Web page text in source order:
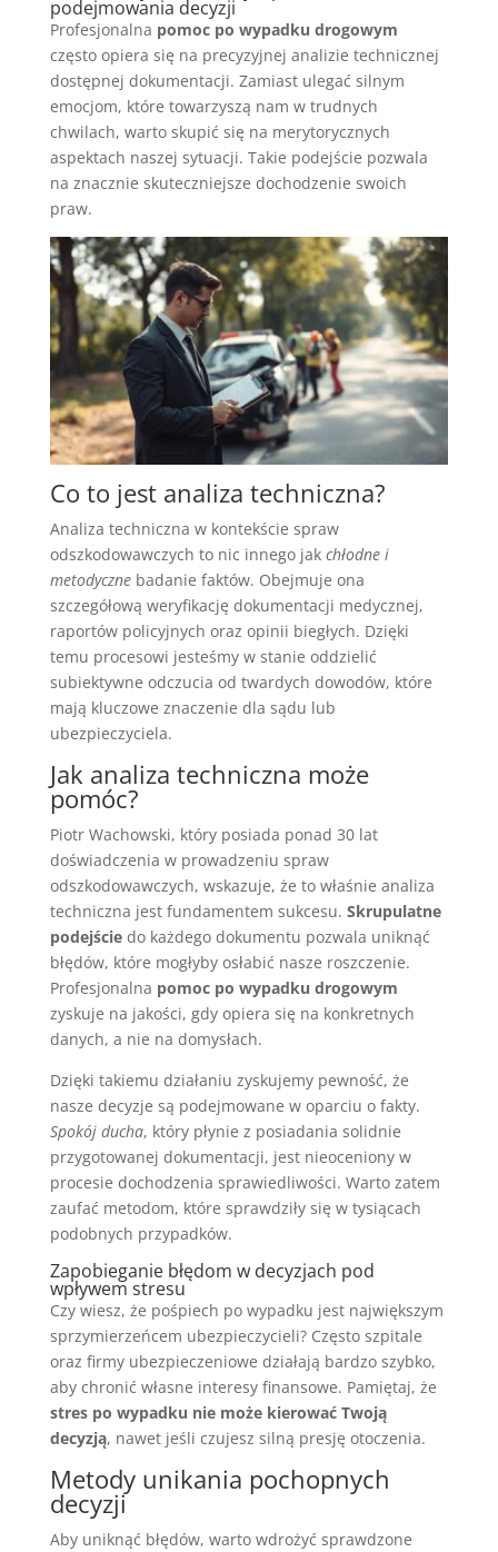
podejmowania decyzji
Profesjonalna pomoc po wypadku drogowym
często opiera się na precyzyjnej analizie technicznej
dostępnej dokumentacji. Zamiast ulegać silnym
emocjom, które towarzyszą nam w trudnych
chwilach, warto skupić się na merytorycznych
aspektach naszej sytuacji. Takie podejście pozwala
na znacznie skuteczniejsze dochodzenie swoich
praw.
Co to jest analiza techniczna?
Analiza techniczna w kontekście spraw
odszkodowawczych to nic innego jak chłodne i
metodycznebadanie faktów. Obejmuje ona
szczegółową weryfikację dokumentacji medycznej,
raportów policyjnych oraz opinii biegłych. Dzięki
temu procesowi jesteśmy w stanie oddzielić
subiektywne odczucia od twardych dowodów, które
mają kluczowe znaczenie dla sądu lub
ubezpieczyciela.
Jak analiza techniczna może
pomóc?
Piotr Wachowski, który posiada ponad 30 lat
doświadczenia w prowadzeniu spraw
odszkodowawczych, wskazuje, że to właśnie analiza
techniczna jest fundamentem sukcesu. Skrupulatne
podejściedo każdego dokumentu pozwala uniknąć
błędów, które mogłyby osłabić nasze roszczenie.
Profesjonalna pomoc po wypadku drogowym
zyskuje na jakości, gdy opiera się na konkretnych
danych, a nie na domysłach.
Dzięki takiemu działaniu zyskujemy pewność, że
nasze decyzje są podejmowane w oparciu o fakty.
Spokój ducha, który płynie z posiadania solidnie
przygotowanej dokumentacji, jest nieoceniony w
procesie dochodzenia sprawiedliwości. Warto zatem
zaufać metodom, które sprawdziły się w tysiącach
podobnych przypadków.
Zapobieganie błędom w decyzjach pod
wpływem stresu
Czy wiesz, że pośpiech po wypadku jest największym
sprzymierzeńcem ubezpieczycieli? Często szpitale
oraz firmy ubezpieczeniowe działają bardzo szybko,
aby chronić własne interesy finansowe. Pamiętaj, że
stres po wypadku nie może kierować Twoją
decyzją, nawet jeśli czujesz silną presję otoczenia.
Metody unikania pochopnych
decyzji
Aby uniknąć błędów, warto wdrożyć sprawdzone